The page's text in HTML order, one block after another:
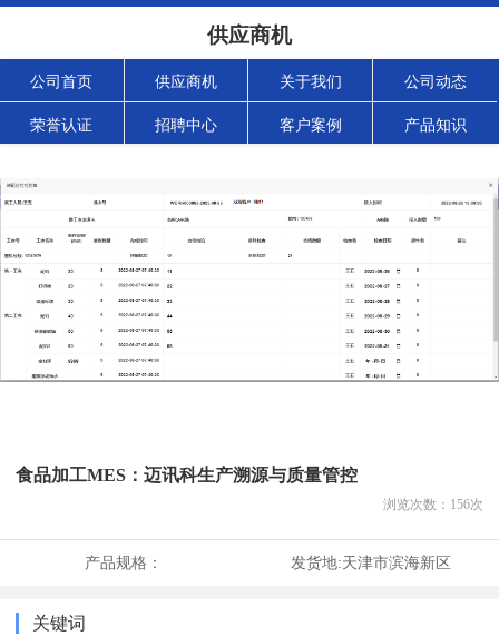
供应商机
公司首页 供应商机 关于我们 公司动态
荣誉认证 招聘中心 客户案例 产品知识
食品加工MES：迈讯科生产溯源与质量管控
浏览次数： 156次
产品规格： 发货地:天津市滨海新区
关键词